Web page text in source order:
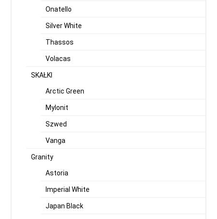
Onatello
Silver White
Thassos
Volacas
SKAŁKI
Arctic Green
Mylonit
Szwed
Vanga
Granity
Astoria
Imperial White
Japan Black